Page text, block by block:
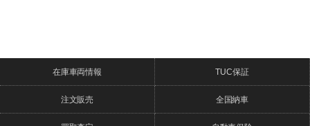
在庫車両情報 TUC保証
注文販売 全国納車